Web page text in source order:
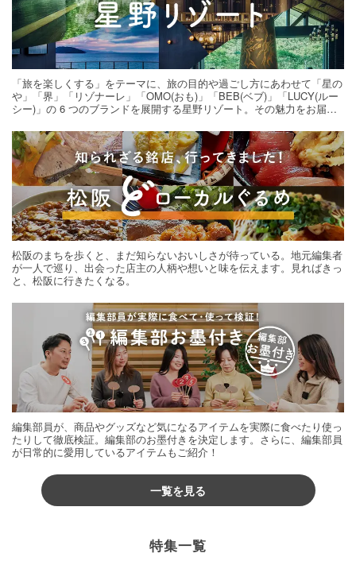
「旅を楽しくする」をテーマに、旅の目的や過ごし方にあわせて「星の
や」「界」「リゾナーレ」「OMO(おも)」「BEB(ベブ)」「LUCY(ルー
シー)」の 6 つのブランドを展開する星野リゾート。その魅力をお届け
松阪のまちを歩くと、まだ知らないおいしさが待っている。地元編集者
が一人で巡り、出会った店主の人柄や想いと味を伝えます。見ればきっ
と、松阪に行きたくなる。
編集部員が、商品やグッズなど気になるアイテムを実際に食べたり使っ
たりして徹底検証。編集部のお墨付きを決定します。さらに、編集部員
が日常的に愛用しているアイテムもご紹介！
一覧を見る
特集一覧